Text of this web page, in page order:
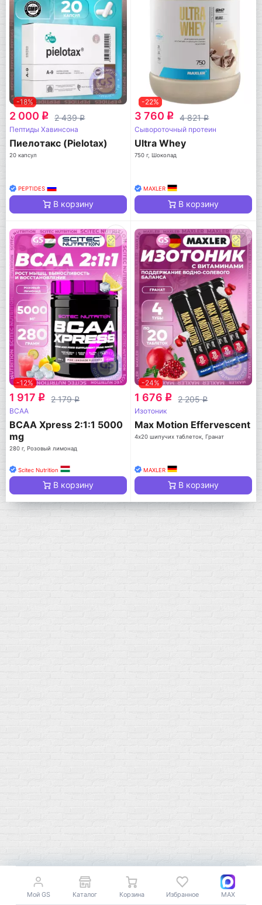
-18%
2 000 q 2 439q
Пептиды Хавинсона
Пиелотакс (Pielotax)
20 капсул
PEPTIDES
В корзину
-22%
3 760 q 4 821q
Сывороточный протеин
Ultra Whey
750 г, Шоколад
MAXLER
В корзину
-12%
1 917 q 2 179q
BCAA
BCAA Xpress 2:1:1 5000
mg
280 г, Розовый лимонад
Scitec Nutrition
В корзину
-24%
1 676 q 2 205q
Изотоник
Max Motion Effervescent
4х20 шипучих таблеток, Гранат
MAXLER
В корзину
Популярное Для иммунитета
Аминокислоты
Антиоксиданты, Q10
Мой GS Каталог Корзина Избранное MAX